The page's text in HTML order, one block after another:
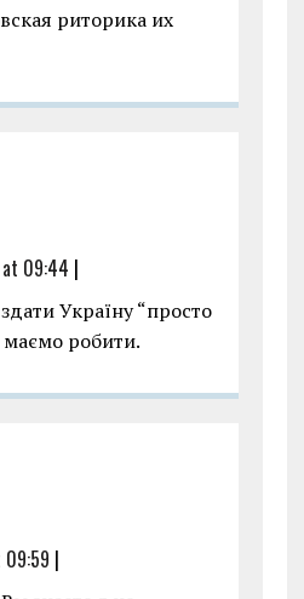
риторика их
09:44 |
Україну “просто
робити.
09:59 |